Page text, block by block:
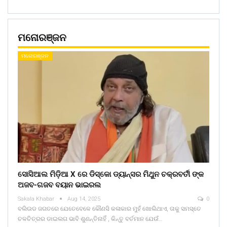
ମନୋରଞ୍ଜନ
ମନୋରଞ୍ଜନ
ସୋସିଆଲ ମିଡ଼ିଆ X ରେ ଡିସ୍କୋ ଡ୍ୟାନ୍ସର ମିଥୁନ ଚକ୍ରବର୍ତୀ ଙ୍କ
ଅଜବ-ଗଜବ ବୟାନ ଭାଇରଲ
Sakala Khabar Aug 14, 2025 0
ବଲିଉଡ ଜଗତରେ ଯେତେବେଳେ କୌଣସି କଳାକାର ମୁହଁ ଖୋଲିଥାଏ, ତାକୁ ସମସ୍ତେ
ଚଳଚିତ୍ରର ଡାଇଲଗ ଭାବି ଶୁଣନ୍ତିନାହିଁ , କିନ୍ତୁ ବର୍ତମାନ ଯେଉଁ…